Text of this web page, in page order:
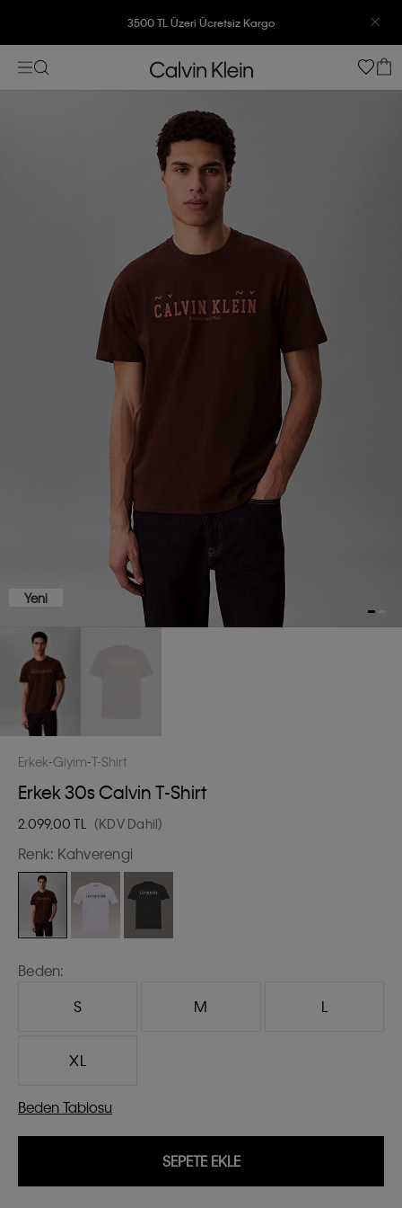
3500 TL Üzeri Ücretsiz Kargo
7500 TL Ve Üzeri Alışverişlerinizde 6 Taksit İmkanı
Yeni
Erkek Giyim T-Shirt
Erkek 30s Calvin T-Shirt
2.099,00 TL (KDV Dahil)
Renk: Kahverengi
Beden:
S
M L
XL
Beden Tablosu
SEPETE EKLE